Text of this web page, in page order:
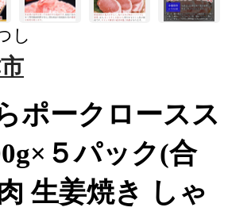
し
ポークロースス
５パック(合
生姜焼き しゃ